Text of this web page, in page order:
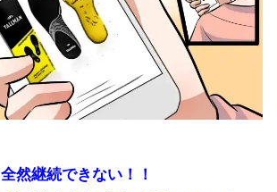
全然継続できない！！